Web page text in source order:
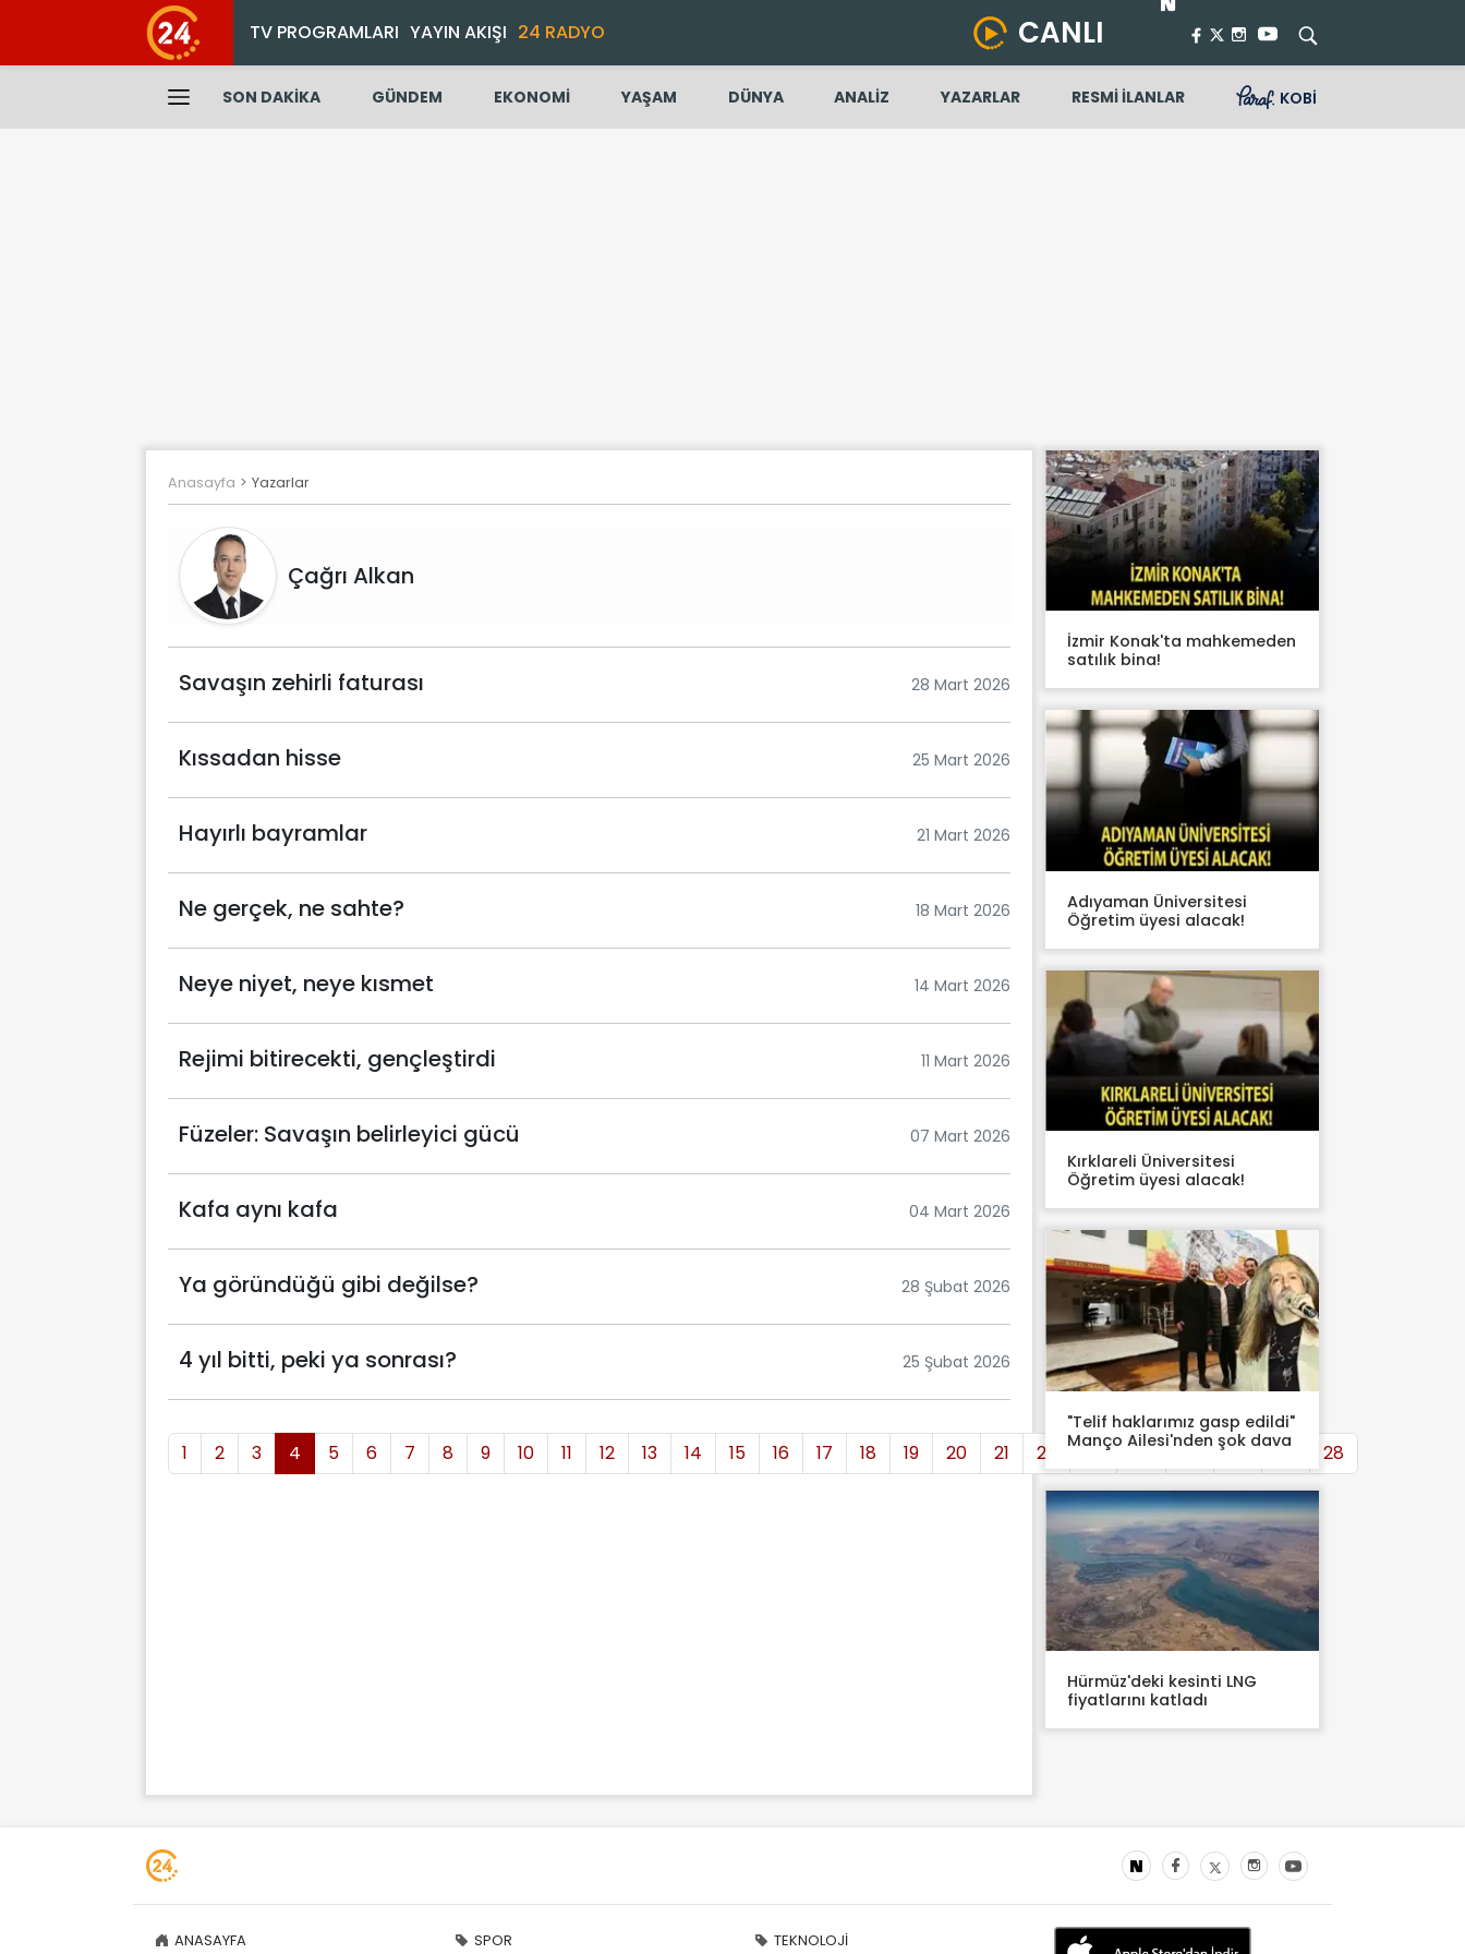
TV PROGRAMLARI YAYIN AKIŞI 24 RADYO CANLI
SON DAKİKA GÜNDEM EKONOMİ YAŞAM DÜNYA ANALİZ YAZARLAR RESMİ İLANLAR KOBİ
Anasayfa Yazarlar
Çağrı Alkan
Savaşın zehirli faturası 28 Mart 2026
Kıssadan hisse 25 Mart 2026
Hayırlı bayramlar 21 Mart 2026
Ne gerçek, ne sahte? 18 Mart 2026
Neye niyet, neye kısmet 14 Mart 2026
Rejimi bitirecekti, gençleştirdi 11 Mart 2026
Füzeler: Savaşın belirleyici gücü 07 Mart 2026
Kafa aynı kafa 04 Mart 2026
Ya göründüğü gibi değilse? 28 Şubat 2026
4 yıl bitti, peki ya sonrası? 25 Şubat 2026
1 2 3 4 5 6 7 8 9 10 11 12 13 14 15 16 17 18 19 20 21 22 23 24 25 26 27 28
İzmir Konak'ta mahkemeden
satılık bina!
Adıyaman Üniversitesi
Öğretim üyesi alacak!
Kırklareli Üniversitesi
Öğretim üyesi alacak!
"Telif haklarımız gasp edildi"
Manço Ailesi'nden şok dava
Hürmüz'deki kesinti LNG
fiyatlarını katladı
ANASAYFA SPOR TEKNOLOJİ